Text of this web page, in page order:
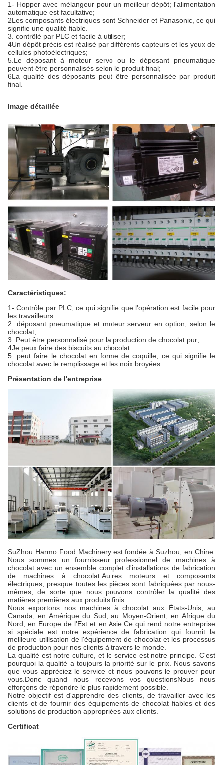
1- Hopper avec mélangeur pour un meilleur dépôt; l'alimentation
automatique est facultative;
2Les composants électriques sont Schneider et Panasonic, ce qui
signifie une qualité fiable.
3. contrôlé par PLC et facile à utiliser;
4Un dépôt précis est réalisé par différents capteurs et les yeux de
cellules photoélectriques;
5.Le déposant à moteur servo ou le déposant pneumatique
peuvent être personnalisés selon le produit final;
6La qualité des déposants peut être personnalisée par produit
final.
Image détaillée
Caractéristiques:
1- Contrôle par PLC, ce qui signifie que l'opération est facile pour
les travailleurs.
2. déposant pneumatique et moteur serveur en option, selon le
chocolat;
3. Peut être personnalisé pour la production de chocolat pur;
4Je peux faire des biscuits au chocolat.
5. peut faire le chocolat en forme de coquille, ce qui signifie le
chocolat avec le remplissage et les noix broyées.
Présentation de l'entreprise
SuZhou Harmo Food Machinery est fondée à Suzhou, en Chine.
Nous sommes un fournisseur professionnel de machines à
chocolat avec un ensemble complet d'installations de fabrication
de machines à chocolat.Autres moteurs et composants
électriques, presque toutes les pièces sont fabriquées par nous-
mêmes, de sorte que nous pouvons contrôler la qualité des
matières premières aux produits finis.
Nous exportons nos machines à chocolat aux États-Unis, au
Canada, en Amérique du Sud, au Moyen-Orient, en Afrique du
Nord, en Europe de l'Est et en Asie.Ce qui rend notre entreprise
si spéciale est notre expérience de fabrication qui fournit la
meilleure utilisation de l'équipement de chocolat et les processus
de production pour nos clients à travers le monde.
La qualité est notre culture, et le service est notre principe. C'est
pourquoi la qualité a toujours la priorité sur le prix. Nous savons
que vous appréciez le service et nous pouvons le prouver pour
vous.Donc quand nous recevons vos questionsNous nous
efforçons de répondre le plus rapidement possible.
Notre objectif est d'apprendre des clients, de travailler avec les
clients et de fournir des équipements de chocolat fiables et des
solutions de production appropriées aux clients.
Certificat